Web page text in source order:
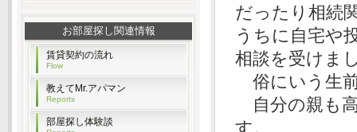
だったり相続
うちに自宅や
相談を受けま
俗にいう生
自分の親も
す。
お部屋探し関連情報
賃貸契約の流れ
Flow
教えてMr.アパマン
Reports
部屋探し体験談